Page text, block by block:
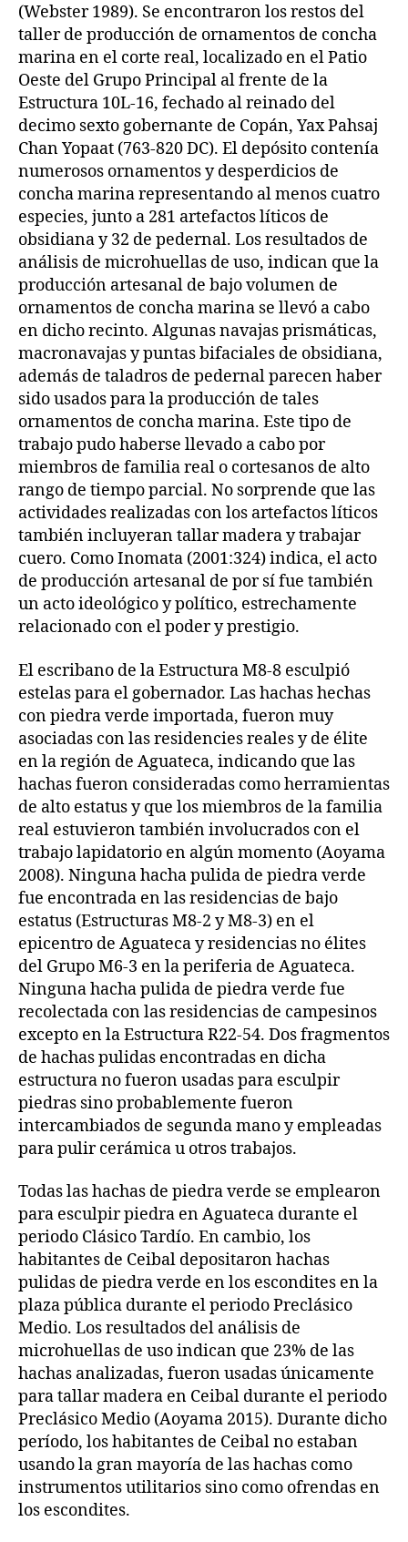
(Webster 1989). Se encontraron los restos del
taller de producción de ornamentos de concha
marina en el corte real, localizado en el Patio
Oeste del Grupo Principal al frente de la
Estructura 10L-16, fechado al reinado del
decimo sexto gobernante de Copán, Yax Pahsaj
Chan Yopaat (763-820 DC). El depósito contenía
numerosos ornamentos y desperdicios de
concha marina representando al menos cuatro
especies, junto a 281 artefactos líticos de
obsidiana y 32 de pedernal. Los resultados de
análisis de microhuellas de uso, indican que la
producción artesanal de bajo volumen de
ornamentos de concha marina se llevó a cabo
en dicho recinto. Algunas navajas prismáticas,
macronavajas y puntas bifaciales de obsidiana,
además de taladros de pedernal parecen haber
sido usados para la producción de tales
ornamentos de concha marina. Este tipo de
trabajo pudo haberse llevado a cabo por
miembros de familia real o cortesanos de alto
rango de tiempo parcial. No sorprende que las
actividades realizadas con los artefactos líticos
también incluyeran tallar madera y trabajar
cuero. Como Inomata (2001:324) indica, el acto
de producción artesanal de por sí fue también
un acto ideológico y político, estrechamente
relacionado con el poder y prestigio.
El escribano de la Estructura M8-8 esculpió
estelas para el gobernador. Las hachas hechas
con piedra verde importada, fueron muy
asociadas con las residencies reales y de élite
en la región de Aguateca, indicando que las
hachas fueron consideradas como herramientas
de alto estatus y que los miembros de la familia
real estuvieron también involucrados con el
trabajo lapidatorio en algún momento (Aoyama
2008). Ninguna hacha pulida de piedra verde
fue encontrada en las residencias de bajo
estatus (Estructuras M8-2 y M8-3) en el
epicentro de Aguateca y residencias no élites
del Grupo M6-3 en la periferia de Aguateca.
Ninguna hacha pulida de piedra verde fue
recolectada con las residencias de campesinos
excepto en la Estructura R22-54. Dos fragmentos
de hachas pulidas encontradas en dicha
estructura no fueron usadas para esculpir
piedras sino probablemente fueron
intercambiados de segunda mano y empleadas
para pulir cerámica u otros trabajos.
Todas las hachas de piedra verde se emplearon
para esculpir piedra en Aguateca durante el
periodo Clásico Tardío. En cambio, los
habitantes de Ceibal depositaron hachas
pulidas de piedra verde en los escondites en la
plaza pública durante el periodo Preclásico
Medio. Los resultados del análisis de
microhuellas de uso indican que 23% de las
hachas analizadas, fueron usadas únicamente
para tallar madera en Ceibal durante el periodo
Preclásico Medio (Aoyama 2015). Durante dicho
período, los habitantes de Ceibal no estaban
usando la gran mayoría de las hachas como
instrumentos utilitarios sino como ofrendas en
los escondites.